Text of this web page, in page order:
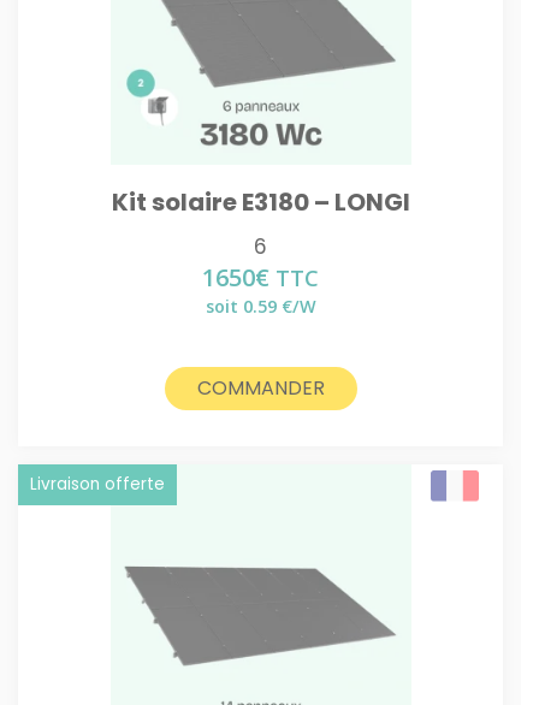
Kit solaire E3180 – LONGI
6
1650€ TTC
soit 0.59 €/W
COMMANDER
Livraison offerte